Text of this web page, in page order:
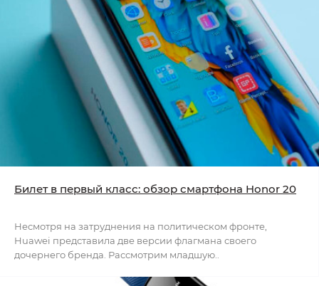
Билет в первый класс: обзор смартфона Honor 20
Несмотря на затруднения на политическом фронте,
Huawei представила две версии флагмана своего
дочернего бренда. Рассмотрим младшую..